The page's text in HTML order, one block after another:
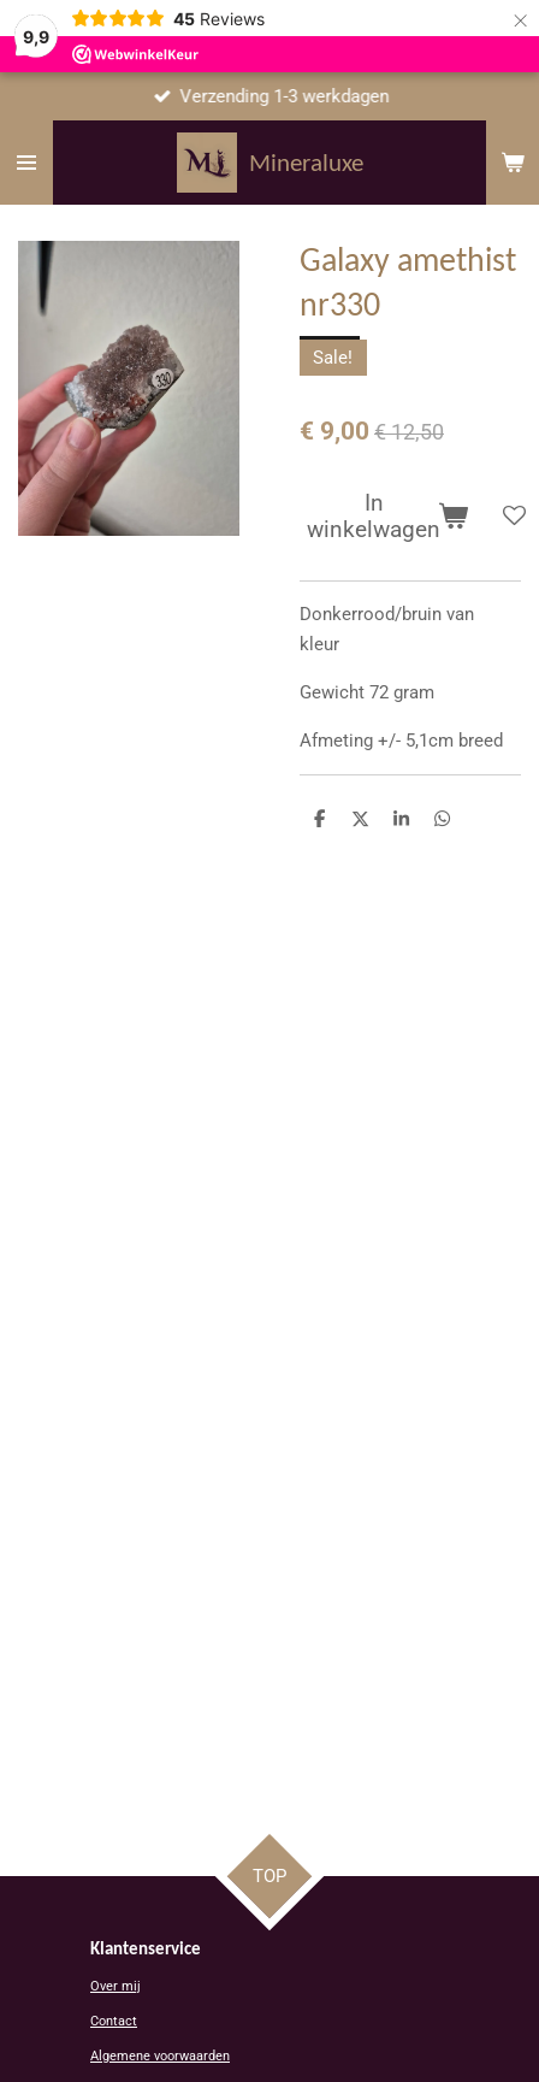
9,9
45 Reviews ×
Mineraluxe
Verzending 1-3 werkdagen
Galaxy amethist
nr330
Sale!
€ 9,00 € 12,50
In
winkelwagen
Donkerrood/bruin van
kleur
Gewicht 72 gram
Afmeting +/- 5,1cm breed
D
D
S
D
TOP
Klantenservice
Over mij
Contact
Algemene voorwaarden